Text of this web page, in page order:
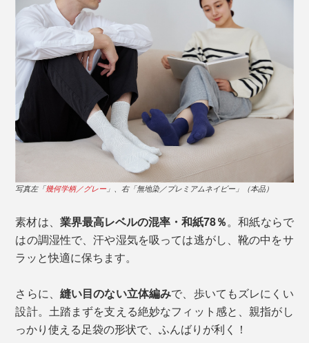
写真左「幾何学柄／グレー 」、右「無地染／プレミアムネイビー」（本品）
素材は、 業界最高レベルの混率・和紙78％。和紙ならで
はの調湿性で、汗や湿気を吸っては逃がし、靴の中をサ
ラッと快適に保ちます。
さらに、 縫い目のない立体編みで、歩いてもズレにくい
設計。土踏まずを支える絶妙なフィット感と、親指がし
っかり使える足袋の形状で、ふんばりが利く！